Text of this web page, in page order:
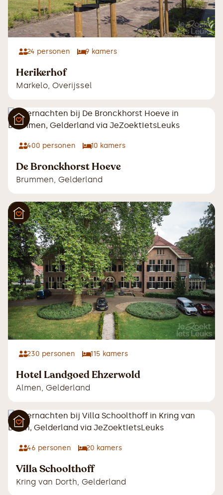
24 personen 9 kamers
Herikerhof
Markelo, Overijssel
400 personen 10 kamers
De Bronckhorst Hoeve
Brummen, Gelderland
230 personen 115 kamers
Hotel Landgoed Ehzerwold
Almen, Gelderland
46 personen 20 kamers
Villa Schoolthoff
Kring van Dorth, Gelderland